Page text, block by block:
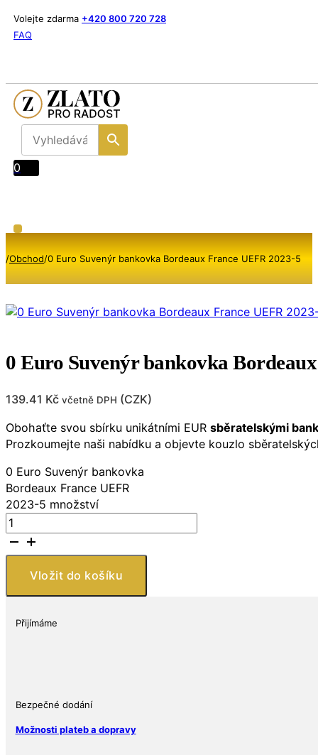
Volejte zdarma +420 800 720 728
FAQ
0
/Obchod/0 Euro Suvenýr bankovka Bordeaux France UEFR 2023-5
0 Euro Suvenýr bankovka
139.41 Kč včetně DPH (CZK)
Obohaťte svou sbírku unikátními EUR sběratelskými
Prozkoumejte naši nabídku a objevte kouzlo
0 Euro Suvenýr bankovka
Bordeaux France UEFR
2023-5 množství
Vložit do košíku
Přijímáme
Bezpečné dodání
Možnosti plateb a dopravy